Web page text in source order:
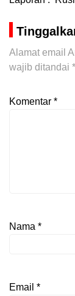
Alamat email
wajib ditandai *
Komentar *
Nama *
Email *